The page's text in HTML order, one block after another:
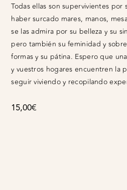
Todas ellas son supervivientes
haber surcado mares, manos,
se las admira por su belleza y su
pero también su feminidad y
formas y su pátina. Espero que
y vuestros hogares encuentren la
seguir viviendo y recopilando
15,00€